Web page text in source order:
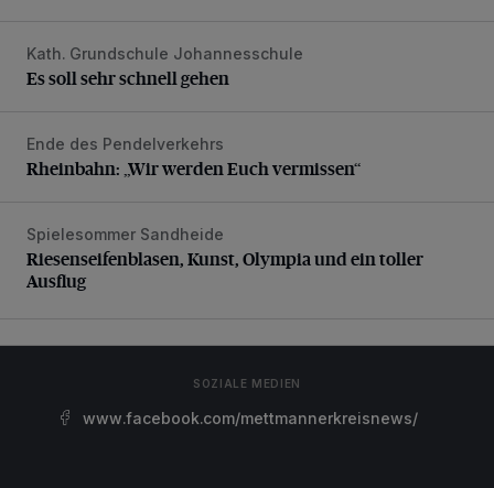
Es soll sehr schnell gehen
Kath. Grundschule Johannesschule
Es soll sehr schnell gehen
Rheinbahn: „Wir werden Euch vermissen“
Ende des Pendelverkehrs
Rheinbahn: „Wir werden Euch vermissen“
Riesenseifenblasen, Kunst, Olympia und ein toller Ausflug
Spielesommer Sandheide
Riesenseifenblasen, Kunst, Olympia und ein toller
Ausflug
SOZIALE MEDIEN
www.facebook.com/mettmannerkreisnews/